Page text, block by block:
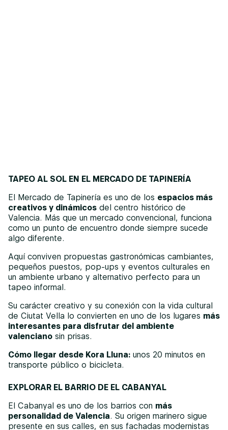
TAPEO AL SOL EN EL MERCADO DE TAPINERÍA
El Mercado de Tapinería es uno de los espacios más
creativos y dinámicos del centro histórico de
Valencia. Más que un mercado convencional, funciona
como un punto de encuentro donde siempre sucede
algo diferente.
Aquí conviven propuestas gastronómicas cambiantes,
pequeños puestos, pop-ups y eventos culturales en
un ambiente urbano y alternativo perfecto para un
tapeo informal.
Su carácter creativo y su conexión con la vida cultural
de Ciutat Vella lo convierten en uno de los lugares más
interesantes para disfrutar del ambiente
valenciano sin prisas.
Cómo llegar desde Kora Lluna: unos 20 minutos en
transporte público o bicicleta.
EXPLORAR EL BARRIO DE EL CABANYAL
El Cabanyal es uno de los barrios con más
personalidad de Valencia. Su origen marinero sigue
presente en sus calles, en sus fachadas modernistas